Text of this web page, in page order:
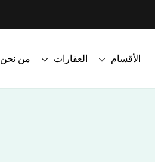
الأقسام العقارات من نحن